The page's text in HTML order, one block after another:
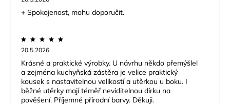
+ Spokojenost, mohu doporučit.
20.5.2026
Krásné a praktické výrobky. U návrhu někdo přemýšlel
a zejména kuchyňská zástěra je velice praktický
kousek s nastavitelnou velikostí a utěrkou u boku. I
běžné utěrky mají téměř neviditelnou dírku na
pověšení. Příjemné přírodní barvy. Děkuji.